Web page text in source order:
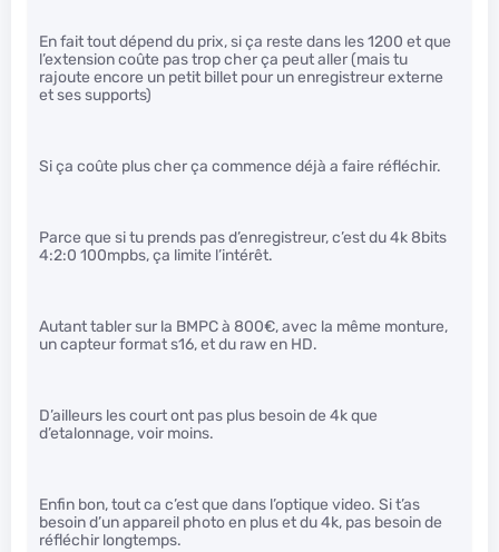
En fait tout dépend du prix, si ça reste dans les 1200 et que
l’extension coûte pas trop cher ça peut aller (mais tu
rajoute encore un petit billet pour un enregistreur externe
et ses supports)
Si ça coûte plus cher ça commence déjà a faire réfléchir.
Parce que si tu prends pas d’enregistreur, c’est du 4k 8bits
4:2:0 100mpbs, ça limite l’intérêt.
Autant tabler sur la BMPC à 800€, avec la même monture,
un capteur format s16, et du raw en HD.
D’ailleurs les court ont pas plus besoin de 4k que
d’etalonnage, voir moins.
Enfin bon, tout ca c’est que dans l’optique video. Si t’as
besoin d’un appareil photo en plus et du 4k, pas besoin de
réfléchir longtemps.